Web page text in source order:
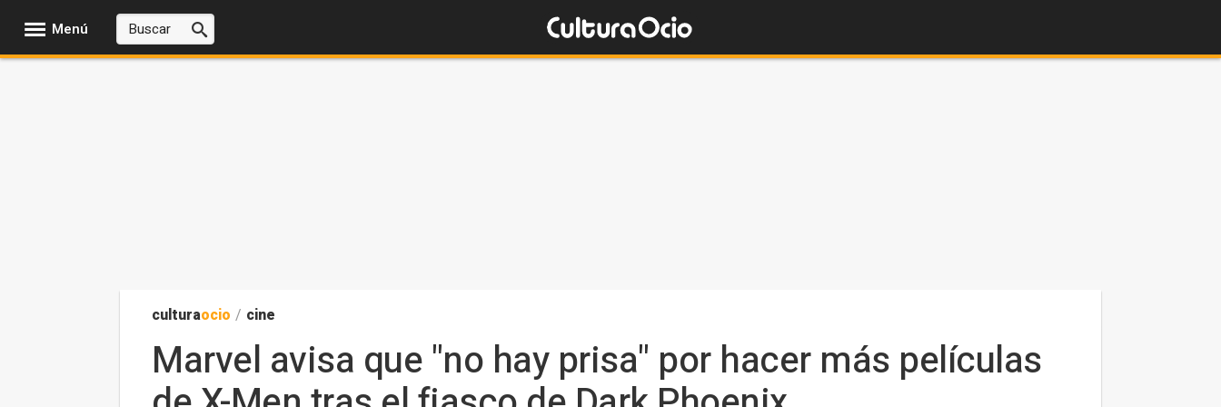
Menú
culturaocio / cine
Marvel avisa que "no hay prisa" por hacer más películas